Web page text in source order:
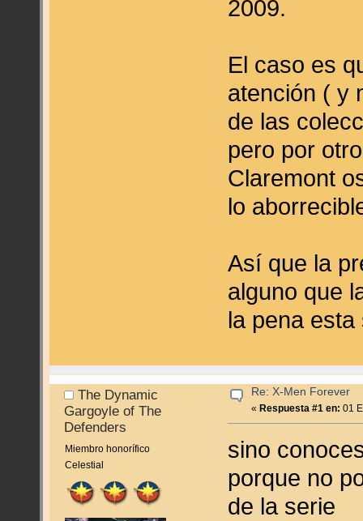
2009.
El caso es
atención ( y
de las
pero por
Claremont
lo
Así que la
alguno que
la pena
The Dynamic
Gargoyle of The
Defenders
Miembro honorífico
Celestial
Re: X-Men Forever
« Respuesta #1 en: 01
sino
porque no
de la serie